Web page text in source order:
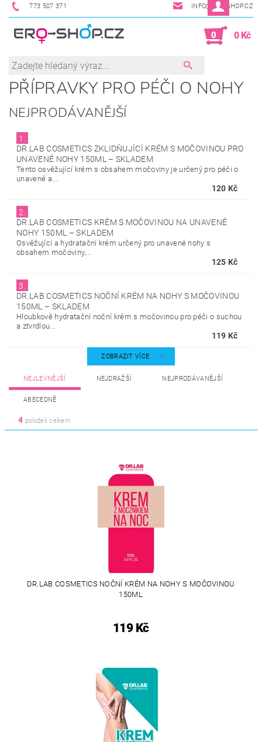
773 507 371 INFO@ERO-SHOP.CZ
0 0 Kč
PŘÍPRAVKY PRO PÉČI O NOHY
NEJPRODÁVANĚJŠÍ
1.
DR.LAB COSMETICS ZKLIDŇUJÍCÍ KRÉM S MOČOVINOU PRO
UNAVENÉ NOHY 150ML – SKLADEM
Tento osvěžující krém s obsahem močoviny je určený pro péči o
unavené a...
120 Kč
2.
DR.LAB COSMETICS KRÉM S MOČOVINOU NA UNAVENÉ
NOHY 150ML –SKLADEM
Osvěžující a hydratační krém určený pro unavené nohy s
obsahem močoviny,...
125 Kč
3.
DR.LAB COSMETICS NOČNÍ KRÉM NA NOHY S MOČOVINOU
150ML – SKLADEM
Hloubkově hydratační noční krém s močovinou pro péči o suchou
a ztvrdlou...
119 Kč
ZOBRAZIT VÍCE
NEJLEVNĚJŠÍ NEJDRAŽŠÍ NEJPRODÁVANĚJŠÍ
ABECEDNĚ
4 položek celkem
DR.LAB COSMETICS NOČNÍ KRÉM NA NOHY S MOČOVINOU
150ML
119 Kč